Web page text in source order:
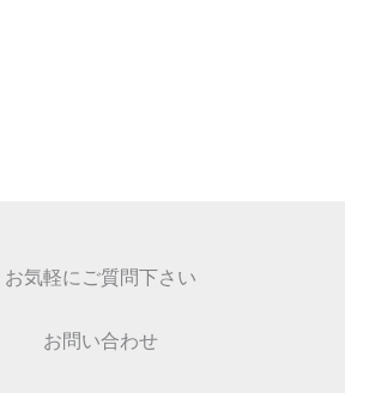
お気軽にご質問下さい
お問い合わせ